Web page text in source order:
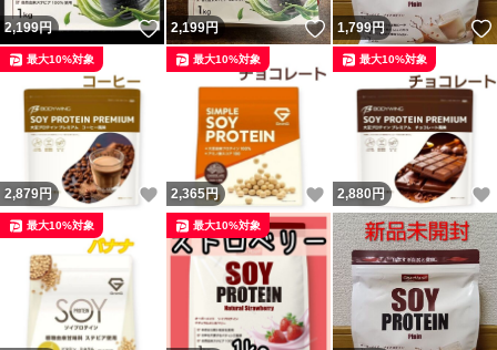
2,199円 いいね！
2,199円 いいね！
1,799円
2,879円 いいね！
最大10%対象
2,365円 いいね！
最大10%対象
2,880円
最大10%対象
最大10%対象 最大10%対象